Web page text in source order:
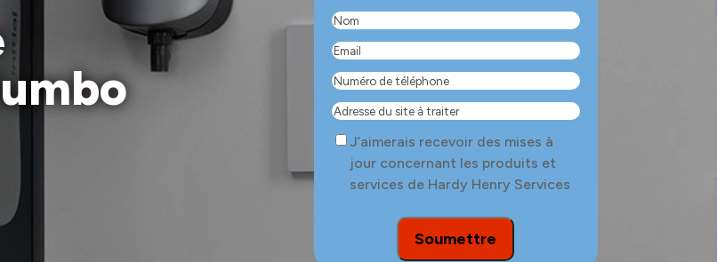
un
service(Nécessaire)
Nom
Email
Numéro
de
téléphone(Nécessaire)
Adresse
du
site
traiter
Consent
J’aimerais recevoir des mises à
jour concernant les produits et
services de Hardy Henry Services
Soumettre